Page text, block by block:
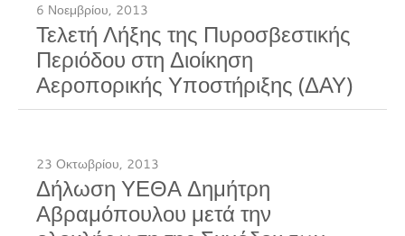
6 Νοεμβρίου, 2013
Τελετή Λήξης της Πυροσβεστικής
Περιόδου στη Διοίκηση
Αεροπορικής Υποστήριξης (ΔΑΥ)
23 Οκτωβρίου, 2013
Δήλωση ΥΕΘΑ Δημήτρη
Αβραμόπουλου μετά την